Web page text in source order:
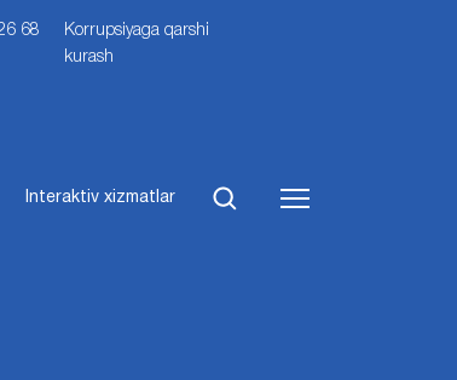
68
Korrupsiyaga qarshi
kurash
Interaktiv xizmatlar